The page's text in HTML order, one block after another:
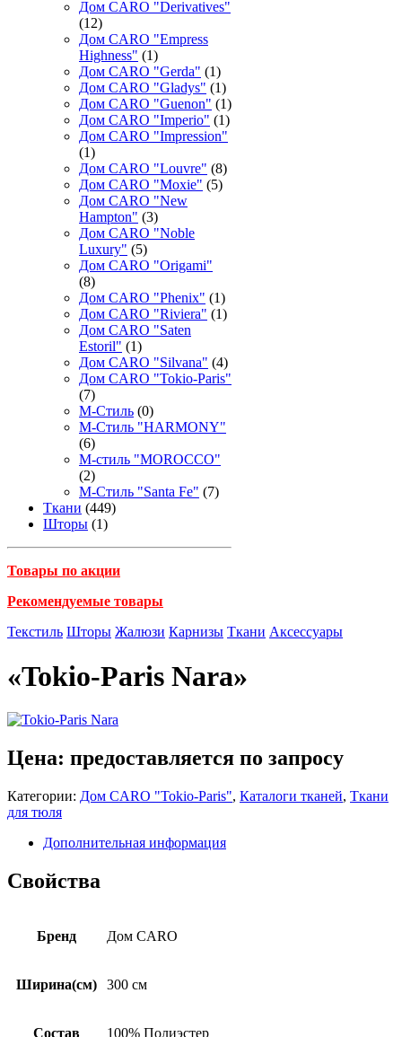
Дом CARO "Derivatives"
(12)
Дом CARO "Empress
Highness" (1)
Дом CARO "Gerda" (1)
Дом CARO "Gladys" (1)
Дом CARO "Guenon" (1)
Дом CARO "Imperio" (1)
Дом CARO "Impression"
(1)
Дом CARO "Louvre" (8)
Дом CARO "Moxie" (5)
Дом CARO "New
Hampton" (3)
Дом CARO "Noble
Luxury" (5)
Дом CARO "Origami"
(8)
Дом CARO "Phenix" (1)
Дом CARO "Riviera" (1)
Дом CARO "Saten
Estoril" (1)
Дом CARO "Silvana" (4)
Дом CARO "Tokio-Paris"
(7)
М-Стиль (0)
М-Стиль "HARMONY"
(6)
М-стиль "MOROCCO"
(2)
М-Стиль "Santa Fe" (7)
Ткани (449)
Шторы (1)
Товары по акции
Рекомендуемые товары
Текстиль Шторы Жалюзи Карнизы Ткани Аксессуары
«Tokio-Paris Nara»
Цена: предоставляется по запросу
Категории: Дом CARO "Tokio-Paris", Каталоги тканей, Ткани
для тюля
Дополнительная информация
Свойства
Бренд Дом CARO
Ширина(см) 300 см
Состав 100% Полиэстер